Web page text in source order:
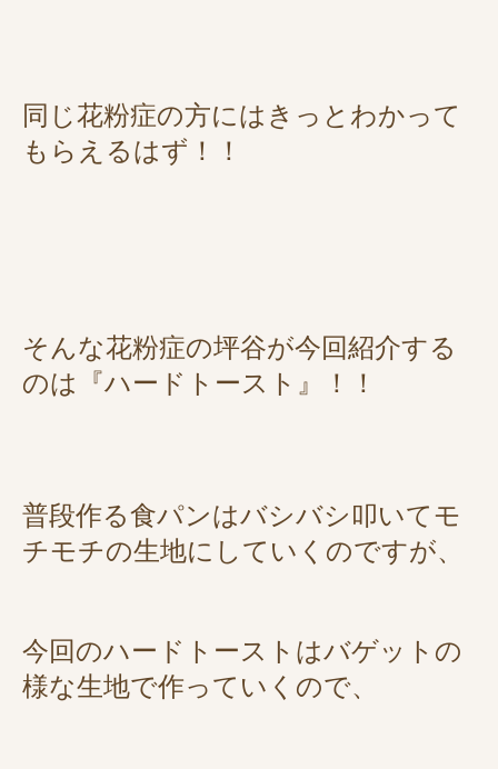
同じ花粉症の方にはきっとわかって
もらえるはず！！
そんな花粉症の坪谷が今回紹介する
のは『ハードトースト』！！
普段作る食パンはバシバシ叩いてモ
チモチの生地にしていくのですが、
今回のハードトーストはバゲットの
様な生地で作っていくので、